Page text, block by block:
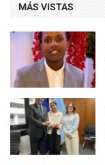
MÁS VISTAS